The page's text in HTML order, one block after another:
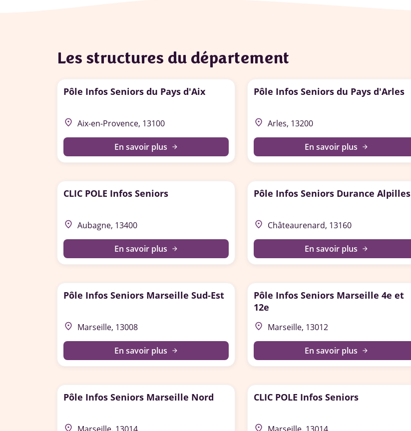
Les structures du département
Pôle Infos Seniors du Pays d'Aix
place Aix-en-Provence, 13100
En savoir plus arrow_forward
Pôle Infos Seniors du Pays d'Arles
place Arles, 13200
En savoir plus arrow_forward
CLIC POLE Infos Seniors
place Aubagne, 13400
En savoir plus arrow_forward
Pôle Infos Seniors Durance Alpilles
place Châteaurenard, 13160
En savoir plus arrow_forward
Pôle Infos Seniors Marseille Sud-Est
place Marseille, 13008
En savoir plus arrow_forward
Pôle Infos Seniors Marseille 4e et
12e
place Marseille, 13012
En savoir plus arrow_forward
Pôle Infos Seniors Marseille Nord
place
CLIC POLE Infos Seniors
place